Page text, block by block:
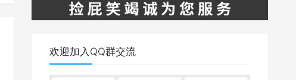
欢迎加入QQ群交流